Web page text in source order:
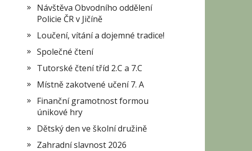
Návštěva Obvodního oddělení
Policie ČR v Jičíně
Loučení, vítání a dojemné tradice!
Společné čtení
Tutorské čtení tříd 2.C a 7.C
Místně zakotvené učení 7. A
Finanční gramotnost formou
únikové hry
Dětský den ve školní družině
Zahradní slavnost 2026